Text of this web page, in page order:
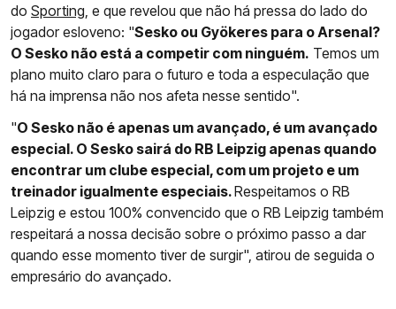
do Sporting, e que revelou que não há pressa do lado do
jogador esloveno: "Sesko ou Gyökeres para o Arsenal?
O Sesko não está a competir com ninguém. Temos um
plano muito claro para o futuro e toda a especulação que
há na imprensa não nos afeta nesse sentido".
"O Sesko não é apenas um avançado, é um avançado
especial. O Sesko sairá do RB Leipzig apenas quando
encontrar um clube especial, com um projeto e um
treinador igualmente especiais.Respeitamos o RB
Leipzig e estou 100% convencido que o RB Leipzig também
respeitará a nossa decisão sobre o próximo passo a dar
quando esse momento tiver de surgir", atirou de seguida o
empresário do avançado.